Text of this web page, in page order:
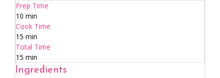
Prep Time
10 min
Cook Time
15 min
Total Time
15 min
Ingredients